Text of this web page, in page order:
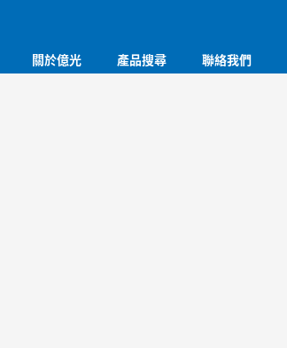
關於億光 產品搜尋 聯絡我們